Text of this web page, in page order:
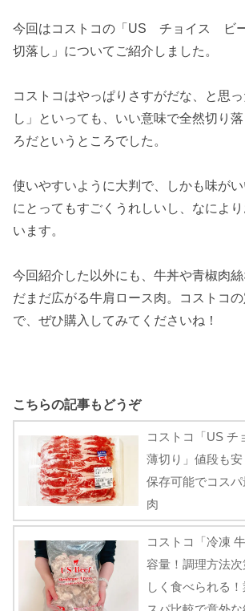
今回はコストコの「US チョイス ビ
切落し」についてご紹介しました。
コストコはやっぱりさすがだな、と思
し」といっても、いい意味で全然切り
ろだというところでした。
使いやすいように大判で、しかも味が
にとってもすごくうれしいし、なによ
います。
今回紹介した以外にも、牛丼や青椒肉
だまだ広がる牛肩ロース肉。コストコ
で、ぜひ購入してみてくださいね！
こちらの記事もどうぞ
コストコ「US チ
薄切り」値段も
保存可能でコス
肉
コストコ「冷凍
容量！調理方法
しく食べられる